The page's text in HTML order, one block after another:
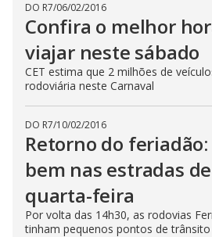
DO R7/06/02/2016
Confira o melhor
viajar neste sábado
CET estima que 2 milhões de
rodoviária neste Carnaval
DO R7/10/02/2016
Retorno do
bem nas estradas
quarta-feira
Por volta das 14h30, as rodovias
tinham pequenos pontos de trânsito